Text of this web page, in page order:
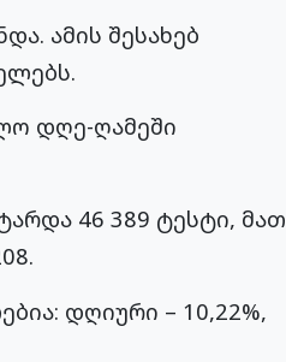
ამის შესახებ
დღე-ღამეში
46 389 ტესტი, მათ
დღიური – 10,22%,